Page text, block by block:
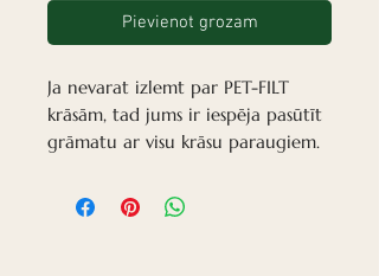
Pievienot grozam
Ja nevarat izlemt par PET-FILT
krāsām, tad jums ir iespēja pasūtīt
grāmatu ar visu krāsu paraugiem.